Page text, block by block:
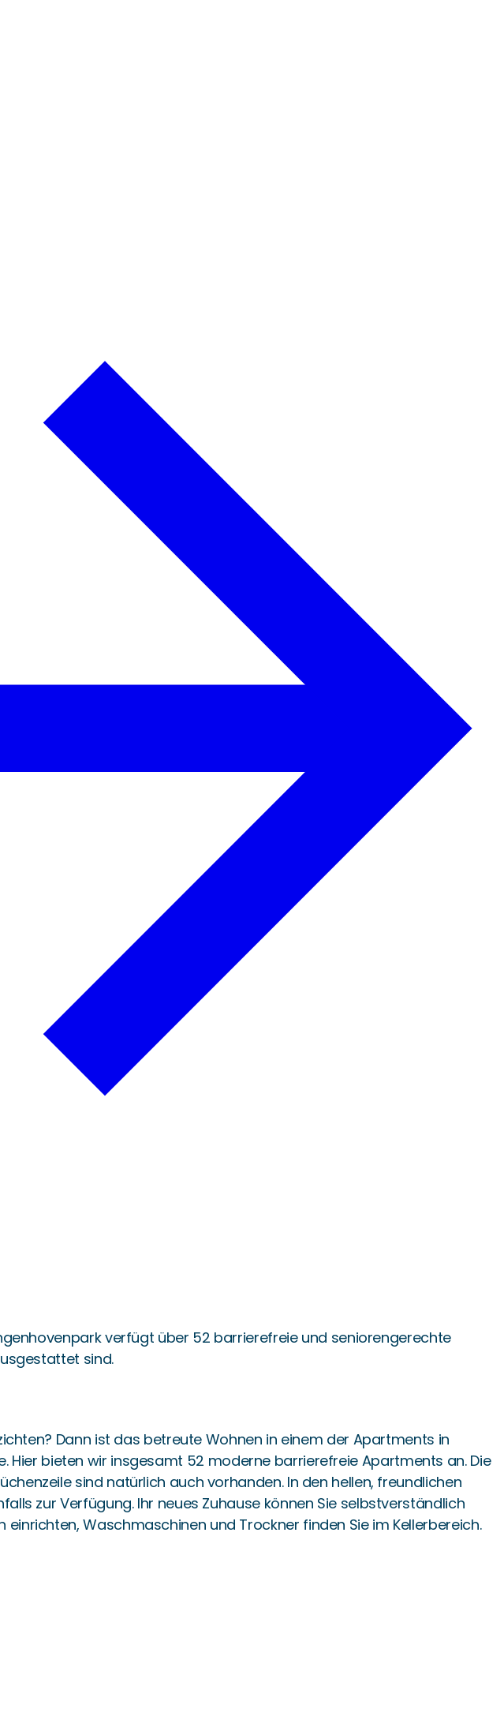
verfügt über 52 barrierefreie und seniorengerechte
sind.
Dann ist das betreute Wohnen in einem der Apartments in
Hier bieten wir insgesamt 52 moderne barrierefreie Apartments an. Die
sind natürlich auch vorhanden. In den hellen, freundlichen
zur Verfügung. Ihr neues Zuhause können Sie selbstverständlich
Waschmaschinen und Trockner finden Sie im Kellerbereich.
unseren Bewohnerinnen und Bewohnern verschiedene Therapie-
den entsprechenden Service gern bei uns buchen. Auch eine
und Veranstaltungsangeboten wie Geburtstagscafés,
Einkaufsmöglichkeiten sowie der Park der Burg Ingenhofen in
Die Innenstadt ist in 5 Minuten zu Fuß erreichbar. Die Residenz